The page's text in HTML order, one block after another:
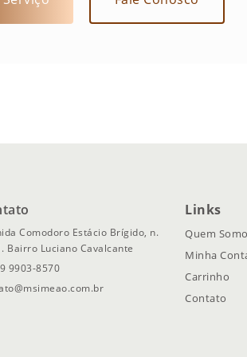
Comodoro Estácio Brígido, n.
Bairro Luciano Cavalcante
9903-8570
Links
Quem
Minha
Carrinho
Contato